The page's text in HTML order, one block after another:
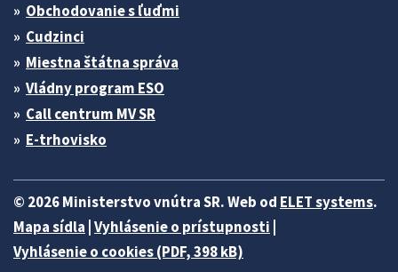
Obchodovanie s ľuďmi
Cudzinci
Miestna štátna správa
Vládny program ESO
Call centrum MV SR
E-trhovisko
© 2026 Ministerstvo vnútra SR. Web od ELET systems.
Mapa sídla Vyhlásenie o prístupnosti
Vyhlásenie o cookies (PDF, 398 kB)